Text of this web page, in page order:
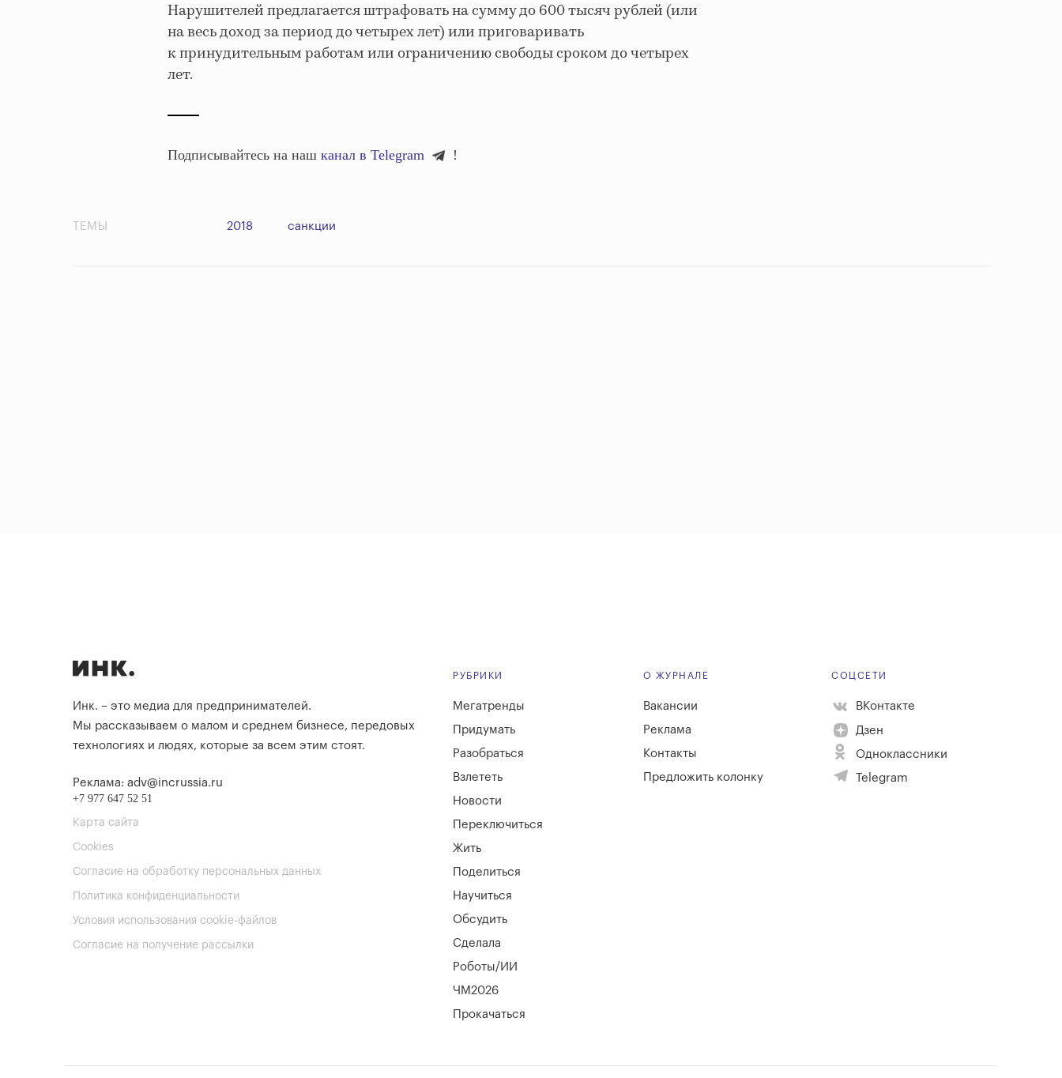
Нарушителей предлагается штрафовать на сумму до 600 тысяч рублей (или
на весь доход за период до четырех лет) или приговаривать
к принудительным работам или ограничению свободы сроком до четырех
лет.
Подписывайтесь на наш канал в Telegram !
ТЕМЫ 2018 санкции
Инк. – это медиа для предпринимателей.
Мы рассказываем о малом и среднем бизнесе, передовых
технологиях и людях, которые за всем этим стоят.
Реклама: adv@incrussia.ru
+7 977 647 52 51
Карта сайта
Cookies
Согласие на обработку персональных данных
Политика конфиденциальности
Условия использования cookie-файлов
Согласие на получение рассылки
РУБРИКИ
Мегатренды
Придумать
Разобраться
Взлететь
Новости
Переключиться
Жить
Поделиться
Научиться
Обсудить
Сделала
Роботы/ИИ
ЧМ2026
Прокачаться
О ЖУРНАЛЕ
Вакансии
Реклама
Контакты
Предложить колонку
СОЦСЕТИ
ВКонтакте
Дзен
Одноклассники
Telegram